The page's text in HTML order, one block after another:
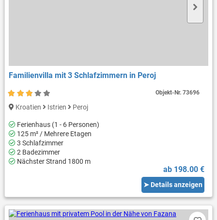
Familienvilla mit 3 Schlafzimmern in Peroj
Kroatien Istrien Peroj
Ferienhaus (1 - 6 Personen)
125 m² / Mehrere Etagen
3 Schlafzimmer
2 Badezimmer
Nächster Strand 1800 m
ab 198.00 €
➤ Details anzeigen
Objekt-Nr.73696